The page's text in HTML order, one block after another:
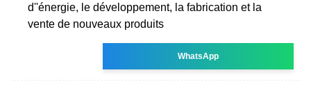
d''énergie, le développement, la fabrication et la
vente de nouveaux produits
WhatsApp